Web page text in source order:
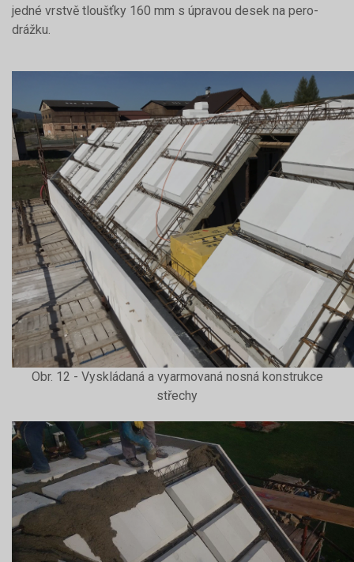
jedné vrstvě tloušťky 160 mm s úpravou desek na pero-
drážku.
Obr. 12 - Vyskládaná a vyarmovaná nosná konstrukce
střechy